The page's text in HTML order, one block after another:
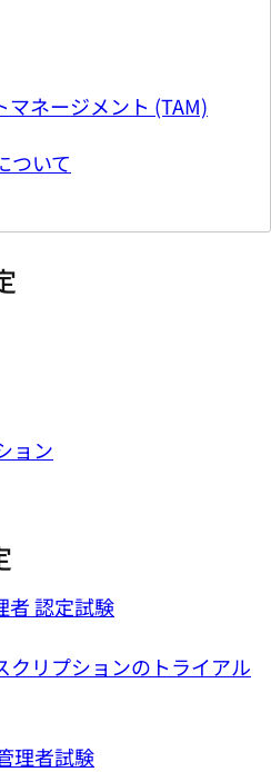
ネージメント (TAM)
ついて
ョン
者 認定試験
クリプションのトライアル
理者試験